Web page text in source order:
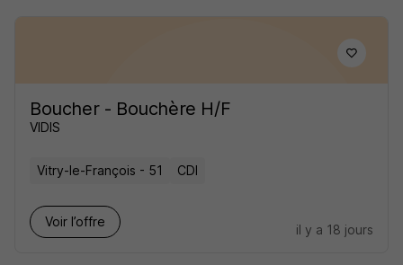
Boucher - Bouchère H/F
VIDIS
Vitry-le-François - 51 CDI
Voir l’offre
il y a 18 jours